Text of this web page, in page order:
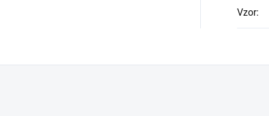
Vzor: